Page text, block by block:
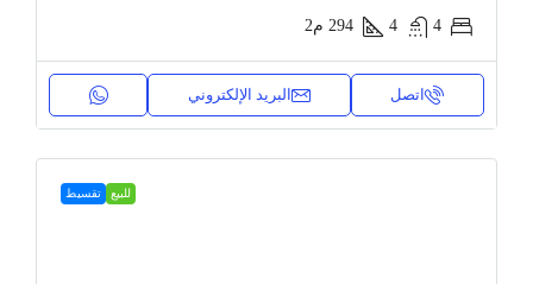
4
4
294 م2
اتصل البريد الإلكتروني
للبيع تقسيط